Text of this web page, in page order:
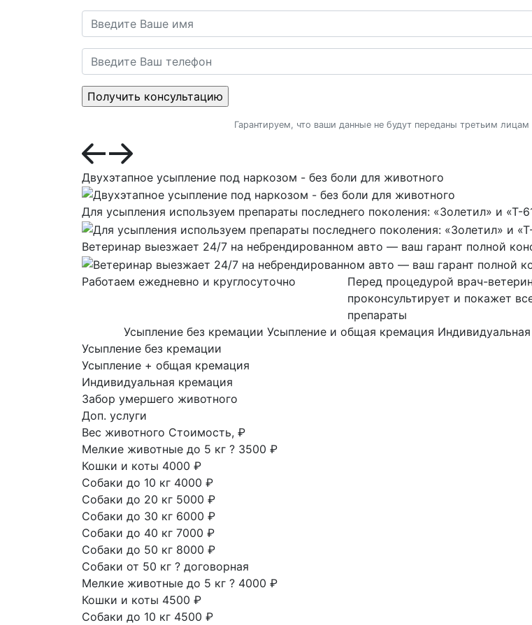
Гарантируем, что ваши данные не будут переданы третьим
Двухэтапное усыпление под наркозом - без боли для животного
Для усыпления используем препараты последнего поколения: «Золетил» и «Т-
Ветеринар выезжает 24/7 на небрендированном авто — ваш гарант полной
Работаем ежедневно и круглосуточно
Перед процедурой врач-
проконсультирует и покажет
препараты
Усыпление без кремации Усыпление и общая кремация
Усыпление без кремации
Усыпление + общая кремация
Индивидуальная кремация
Забор умершего животного
Доп. услуги
Вес животного Стоимость, ₽
Мелкие животные до 5 кг ? 3500 ₽
Кошки и коты 4000 ₽
Собаки до 10 кг 4000 ₽
Собаки до 20 кг 5000 ₽
Собаки до 30 кг 6000 ₽
Собаки до 40 кг 7000 ₽
Собаки до 50 кг 8000 ₽
Собаки от 50 кг ? договорная
Мелкие животные до 5 кг ? 4000 ₽
Кошки и коты 4500 ₽
Собаки до 10 кг 4500 ₽